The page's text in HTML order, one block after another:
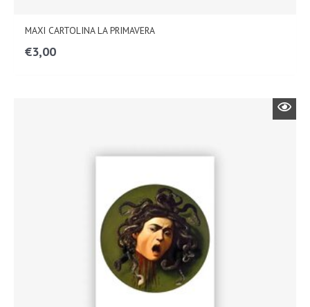
MAXI CARTOLINA LA PRIMAVERA
€3,00